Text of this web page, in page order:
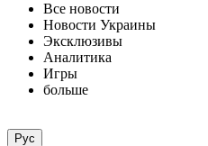
Все новости
Новости Украины
Эксклюзивы
Аналитика
Игры
больше
Рус